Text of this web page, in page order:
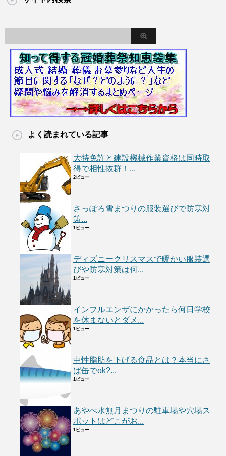
よく読まれている記事
大特免許と建設機械作業資格は同時取
得で相性抜群！...
2ビュー
さっぽろ雪まつりの服装選びで防寒対
策...
1ビュー
ディズニークリスマスで暖かい服装選
びや防寒対策は何...
1ビュー
インフルエンザにかかったら何日学校
を休まないとダメ...
1ビュー
中性脂肪を下げる食品とは？本当にさ
ば缶でok?...
1ビュー
あやべ水無月まつりの駐車場や穴場ス
ポットはどこがお...
1ビュー